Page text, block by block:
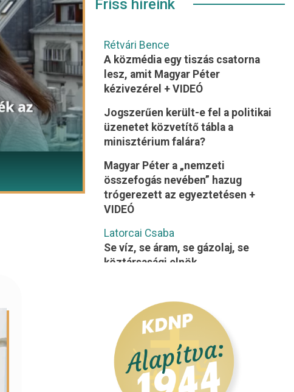
Friss híreink
Rétvári Bence
A közmédia egy tiszás csatorna
lesz, amit Magyar Péter
kézivezérel + VIDEÓ
Jogszerűen került-e fel a politikai
üzenetet közvetítő tábla a
minisztérium falára?
Magyar Péter a „nemzeti
összefogás nevében” hazug
trógerezett az egyeztetésen +
VIDEÓ
Latorcai Csaba
Se víz, se áram, se gázolaj, se
köztársasági elnök